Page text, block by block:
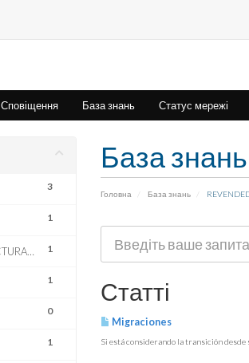
Сповіщення База знань Статус мережі
База знань
Головна База знань
3
1
1
CONTRATACIONES & FACTURACION
1
0
1
Статті
Migraciones
Si está considerando la transición desde